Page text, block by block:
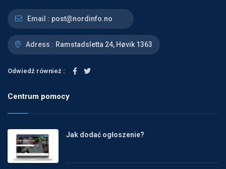
Email : post@nordinfo.no
Adress : Ramstadsletta 24, Høvik 1363
Odwiedź również :
Centrum pomocy
Jak dodać ogłoszenie?